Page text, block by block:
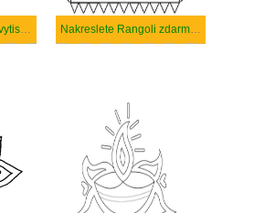
Nakreslete Rangoli k vytisknutí zdarma Nakreslete Rangoli zdarma základní